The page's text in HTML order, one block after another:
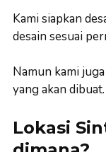
Kami siapkan
desain sesuai
Namun kami
yang akan dibuat.
Lokasi